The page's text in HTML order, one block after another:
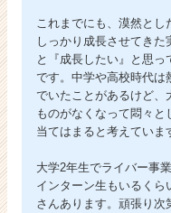
これまでにも、漠然と
しっかり成長させてき
と『成長したい』と思っ
です。中学や高校時代は
でいたことがあるけど、
ものがなくなって悶々と
当てはまると考えていま
大学2年生でライバー事
インターン生もいるくら
さんあります。頑張り次